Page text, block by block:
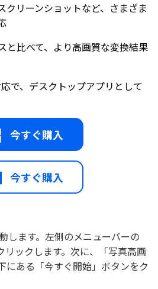
クリーンショットなど、さまざま
と比べて、より高画質な変換結果
で、デスクトップアプリとして
今すぐ購入
今すぐ購入
します。左側のメニューバーの
リックします。次に、「写真高画
にある「今すぐ開始」ボタンをク